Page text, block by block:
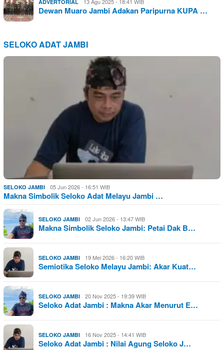
ADVERTORIAL 13 Agu 2025 - 18:41 WIB
Dewan Muaro Jambi Adakan Paripurna KUPA …
SELOKO ADAT JAMBI
SELOKO JAMBI 05 Jun 2026 - 16:51 WIB
Makna Simbolik Seloko Adat Melayu Jambi …
SELOKO JAMBI 02 Jun 2026 - 13:47 WIB
Makna Simbolik Seloko Jambi: Petai Dak B…
SELOKO JAMBI 19 Mei 2026 - 16:20 WIB
Semiotika Seloko Melayu Jambi: Akar Kuat…
SELOKO JAMBI 20 Nov 2025 - 19:39 WIB
Seloko Adat Jambi : Makna Akar Menurut E…
SELOKO JAMBI 16 Nov 2025 - 14:41 WIB
Seloko Adat Jambi : Nilai Agung Seloko J…